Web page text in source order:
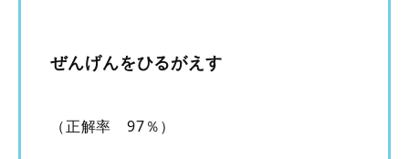
ぜんげんをひるがえす
（正解率 97％）